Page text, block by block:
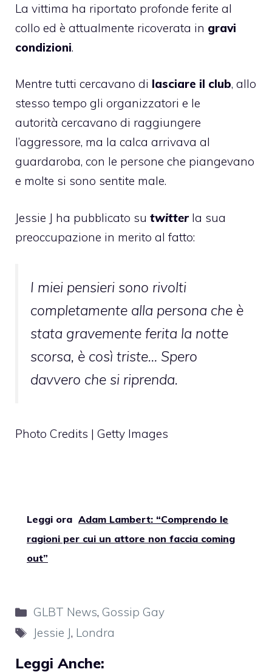
La vittima ha riportato profonde ferite al
collo ed è attualmente ricoverata in gravi
condizioni.
Mentre tutti cercavano di lasciare il club, allo
stesso tempo gli organizzatori e le
autorità cercavano di raggiungere
l’aggressore, ma la calca arrivava al
guardaroba, con le persone che piangevano
e molte si sono sentite male.
Jessie J ha pubblicato su twitterla sua
preoccupazione in merito al fatto:
I miei pensieri sono rivolti
completamente alla persona che è
stata gravemente ferita la notte
scorsa, è così triste… Spero
davvero che si riprenda.
Photo Credits | Getty Images
Leggi ora Adam Lambert: “Comprendo le
ragioni per cui un attore non faccia coming
out”
Categorie
GLBT News, Gossip Gay
Tag
Jessie J, Londra
Leggi Anche: